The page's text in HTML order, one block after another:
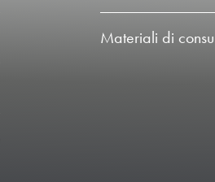
Materiali di